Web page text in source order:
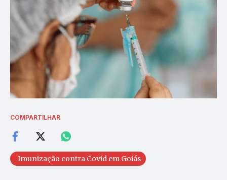
COMPARTILHAR
Imunização contra Covid em Goiás